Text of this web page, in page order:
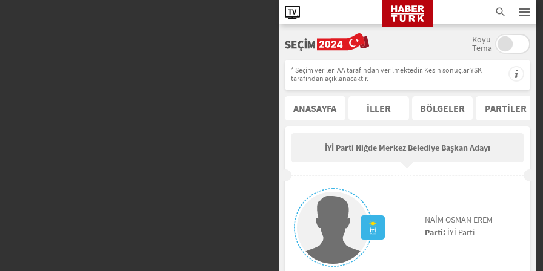
Koyu
Tema
* Seçim verileri AA tarafından verilmektedir. Kesin sonuçlar YSK
tarafından açıklanacaktır.
ANASAYFA İLLER BÖLGELER PARTİLER
İYİ Parti Niğde Merkez Belediye Başkan Adayı
NAİM OSMAN EREM
Parti: İYİ Parti